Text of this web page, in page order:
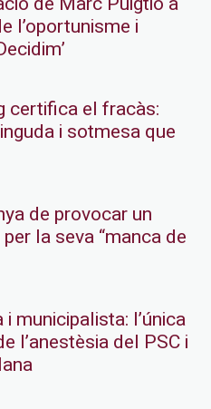
l’oportunisme i
certifica el fracàs:
i sotmesa que
de provocar un
la seva “manca de
municipalista: l’única
l’anestèsia del PSC i